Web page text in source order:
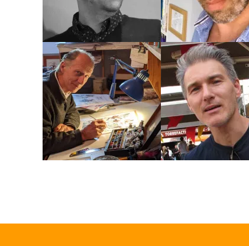
Albums
Albums
Auteur
Coloriste
Dessinateur
Scénariste
DU
PELOUX
Biographie
Albums
Dessinateur
DU
VIGAN
Biographie
Albums